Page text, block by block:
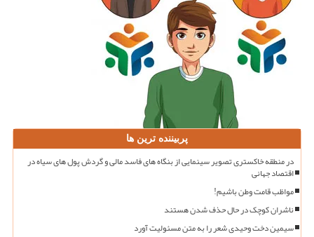
پربیننده ترین ها
در منطقه خاکستری تصویر سینمایی از بنگاه های فاسد مالی و گردش پول های سیاه در
اقتصاد جهانی
مواظب قامت وطن باشیم!
ناشران کوچک در حال حذف شدن هستند
سیمین دخت وحیدی شعر را به متن مسئولیت آورد